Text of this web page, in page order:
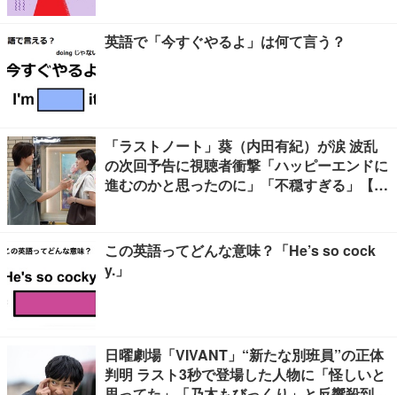
英語で「今すぐやるよ」は何て言う？
「ラストノート」葵（内田有紀）が涙 波乱
の次回予告に視聴者衝撃「ハッピーエンドに
進むのかと思ったのに」「不穏すぎる」【ネ
この英語ってどんな意味？「He’s so cock
y.」
日曜劇場「VIVANT」“新たな別班員”の正体
判明 ラスト3秒で登場した人物に「怪しいと